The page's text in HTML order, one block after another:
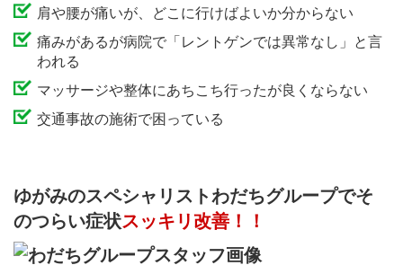
肩や腰が痛いが、どこに行けばよいか分からない
痛みがあるが病院で「レントゲンでは異常なし」と言
われる
マッサージや整体にあちこち行ったが良くならない
交通事故の施術で困っている
ゆがみのスペシャリストわだちグループでそ
のつらい症状スッキリ改善！！